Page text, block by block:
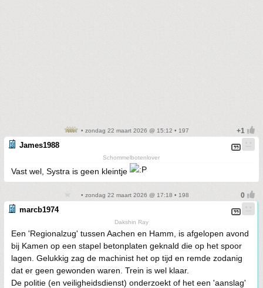
• zondag 22 maart 2026 @ 15:12 • 197
James1988
Schommelbotenlover
Vast wel, Systra is geen kleintje
• zondag 22 maart 2026 @ 17:18 • 198
marcb1974
Dakshin Ray
Een 'Regionalzug' tussen Aachen en Hamm, is afgelopen avond
bij Kamen op een stapel betonplaten geknald die op het spoor
lagen. Gelukkig zag de machinist het op tijd en remde zodanig
dat er geen gewonden waren. Trein is wel klaar.
De politie (en veiligheidsdienst) onderzoekt of het een 'aanslag'